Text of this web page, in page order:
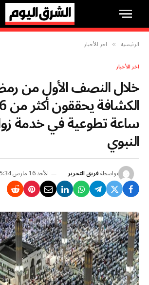
الرئيسية » اخر الأخبار
اخر الأخبار
خلال النصف الأول من
ساعة تطوعية في خدمة
النبوي
بواسطةفريق التحرير الأحد 16 مارس 5:34 ص